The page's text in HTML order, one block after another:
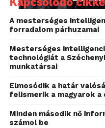
fenyegetések
Manapság
intelligenciával
rákapcsolhatunk olyan
a Raspberry Pi, így a
tesztelési lehetőségeket
erősek ahhoz, hogy
rendszert és
A mesterséges
forradalom párhuzamai
Mesterséges
technológiát a
munkatársai
Elmosódik a határ
felismerik a magyarok
Minden második nő
számol be